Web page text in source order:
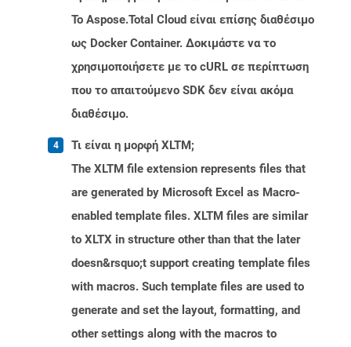
Το Aspose.Total Cloud είναι επίσης διαθέσιμο
ως Docker Container. Δοκιμάστε να το
χρησιμοποιήσετε με το cURL σε περίπτωση
που το απαιτούμενο SDK δεν είναι ακόμα
διαθέσιμο.
Τι είναι η μορφή XLTM;
The XLTM file extension represents files that
are generated by Microsoft Excel as Macro-
enabled template files. XLTM files are similar
to XLTX in structure other than that the later
doesn&rsquo;t support creating template files
with macros. Such template files are used to
generate and set the layout, formatting, and
other settings along with the macros to